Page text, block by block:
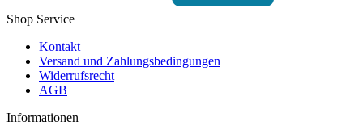
Shop Service
Kontakt
Versand und Zahlungsbedingungen
Widerrufsrecht
AGB
Informationen